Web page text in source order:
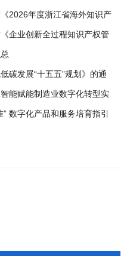
定的实施办法》的通知
2026年度浙江省海外知识产
》的通知
企业创新全过程知识产权管
碳发展“十五五”规划》的通
能赋能制造业数字化转型实
数字化产品和服务培育指引